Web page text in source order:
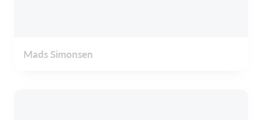
Mads Simonsen